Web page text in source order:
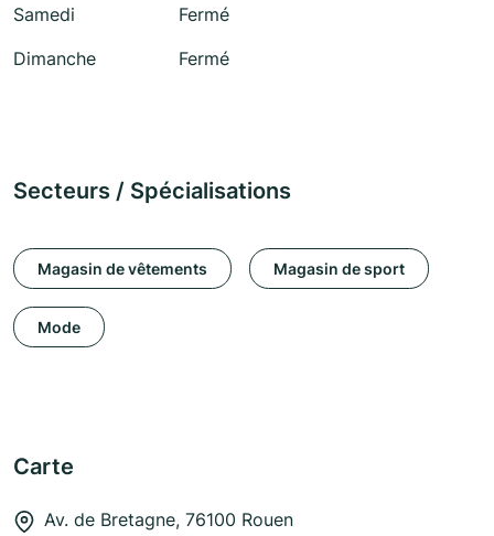
Samedi
Fermé
Dimanche
Fermé
Secteurs / Spécialisations
Magasin de vêtements Magasin de sport
Mode
Carte
Av. de Bretagne, 76100 Rouen